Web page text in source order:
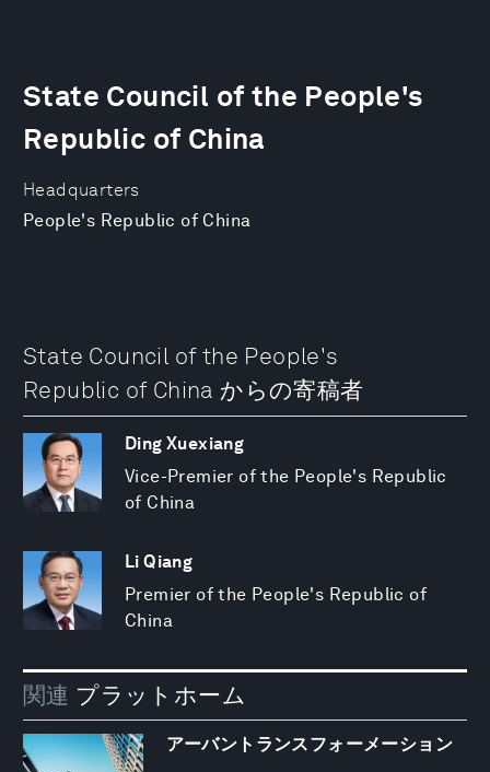
Headquarters
People's Republic of China
State Council of the People's
Republic of China
State Council of the People's
Republic of China からの寄稿者
Ding Xuexiang
Vice-Premier of the People's Republic
of China
Li Qiang
Premier of the People's Republic of
China
関連 プラットホーム
アーバントランスフォーメーション